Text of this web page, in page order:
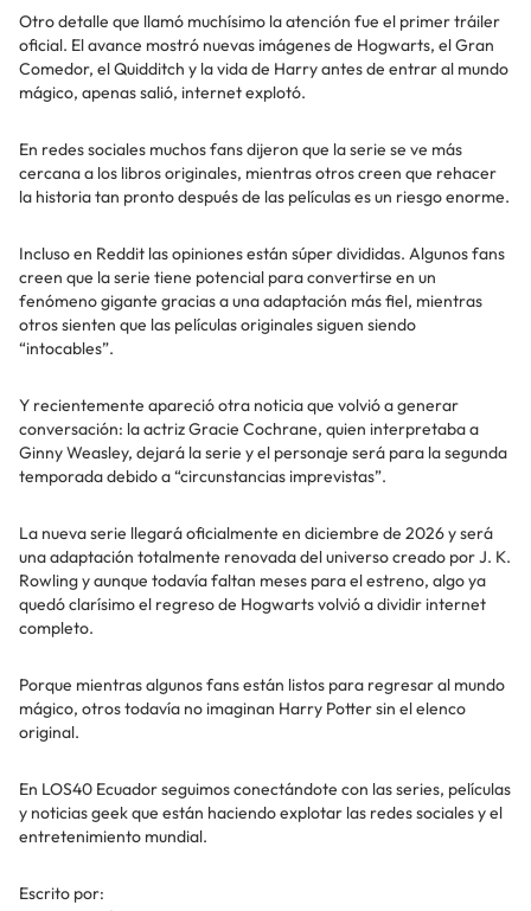
Otro detalle que llamó muchísimo la atención fue el primer tráiler
oficial. El avance mostró nuevas imágenes de Hogwarts, el Gran
Comedor, el Quidditch y la vida de Harry antes de entrar al mundo
mágico, apenas salió, internet explotó.
En redes sociales muchos fans dijeron que la serie se ve más
cercana a los libros originales, mientras otros creen que rehacer
la historia tan pronto después de las películas es un riesgo enorme.
Incluso en Reddit las opiniones están súper divididas. Algunos fans
creen que la serie tiene potencial para convertirse en un
fenómeno gigante gracias a una adaptación más fiel, mientras
otros sienten que las películas originales siguen siendo
“intocables”.
Y recientemente apareció otra noticia que volvió a generar
conversación: la actriz Gracie Cochrane, quien interpretaba a
Ginny Weasley, dejará la serie y el personaje será para la segunda
temporada debido a “circunstancias imprevistas”.
La nueva serie llegará oficialmente en diciembre de 2026 y será
una adaptación totalmente renovada del universo creado por J. K.
Rowling y aunque todavía faltan meses para el estreno, algo ya
quedó clarísimo el regreso de Hogwarts volvió a dividir internet
completo.
Porque mientras algunos fans están listos para regresar al mundo
mágico, otros todavía no imaginan Harry Potter sin el elenco
original.
En LOS40 Ecuador seguimos conectándote con las series, películas
y noticias geek que están haciendo explotar las redes sociales y el
entretenimiento mundial.
Escrito por: